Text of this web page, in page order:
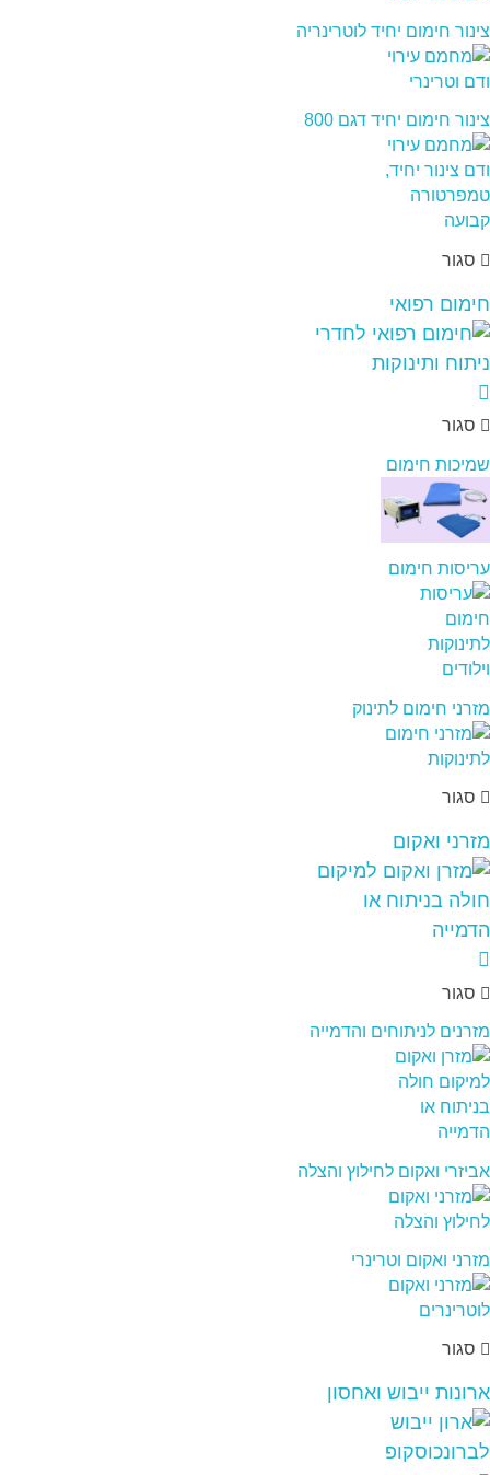
צינור חימום יחיד לוטרינריה
צינור חימום יחיד דגם 800
סגור
חימום רפואי
סגור
שמיכות חימום
עריסות חימום
מזרני חימום לתינוק
סגור
מזרני ואקום
סגור
מזרנים לניתוחים והדמייה
אביזרי ואקום לחילוץ והצלה
מזרני ואקום וטרינרי
סגור
ארונות ייבוש ואחסון